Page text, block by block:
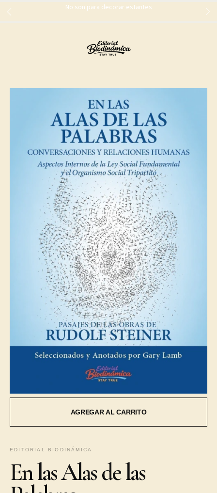
No son para decorar estantes
EDITORIAL BIODINÁMICA
En las Alas de las